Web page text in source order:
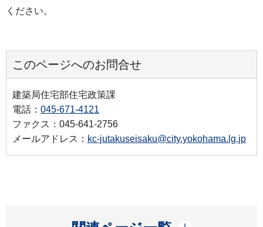
ください。
このページへのお問合せ
建築局住宅部住宅政策課
電話： 045-671-4121
ファクス：045-641-2756
メールアドレス： kc-jutakuseisaku@city.yokohama.lg.jp